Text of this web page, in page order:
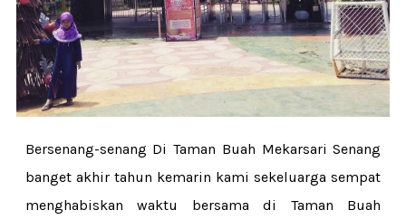
Bersenang-senang Di Taman Buah Mekarsari Senang
banget akhir tahun kemarin kami sekeluarga sempat
menghabiskan waktu bersama di Taman Buah